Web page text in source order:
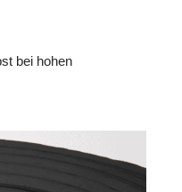
bei hohen